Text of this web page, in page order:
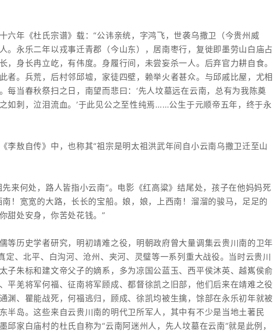
六年《杜氏宗谱》载：“公讳亲统，字鸿飞，世袭乌撒卫（今贵州威
。永乐二年以戎事迁青郡（今山东），居南枣行，复徙即墨劳山白庙占
，身长冉立屹，有伟度。身履行间，未尝妄杀一人。后弃官力耕自食。
者。兵荒，后村邻邱墟，家徒四壁，赖举火者甚众。与邱戚比屋，尤相
每当春秋祭扫之日，南望而悲曰：‘先人坟墓远在云南，总有为我陈奠
如刺，泣泪流血。’于此见公之至性纯焉……公生于元顺帝五年，终于永
李敖自传》中，也称其“祖宗是明太祖洪武年间自小云南乌撒卫迁至山
来何处，路人皆指小云南”。电影《红高粱》结尾处，孩子在他妈妈死
！宽宽的大路，长长的宝船。娘，娘，上西南！溜溜的骏马，足足的
甜处安身，你苦处花钱。”
等历史学者研究，明初靖难之役，明朝政府曾大量调集云贵川南的卫年
定、北平、白沟河、沧州、夹河、灵璧等一系列重大战役。当时云贵川
子朱标和建文帝父子的嫡系，多为凉国公蓝玉、西平侯沐英、越嶲侯俞
平羌将军何福、征南将军顾成、都督徐凯之旧部，他们后来在靖难之役
渊、瞿能战死，何福逃归，顾成、徐凯均被生擒，馀部在永乐初年就被
半岛。这些来自云贵川南的明代卫所军人，其中有不少是当地土著民
邱家白庙村的杜氏自称为“云南阿迷州人，先人坟墓在云南”就是此例，